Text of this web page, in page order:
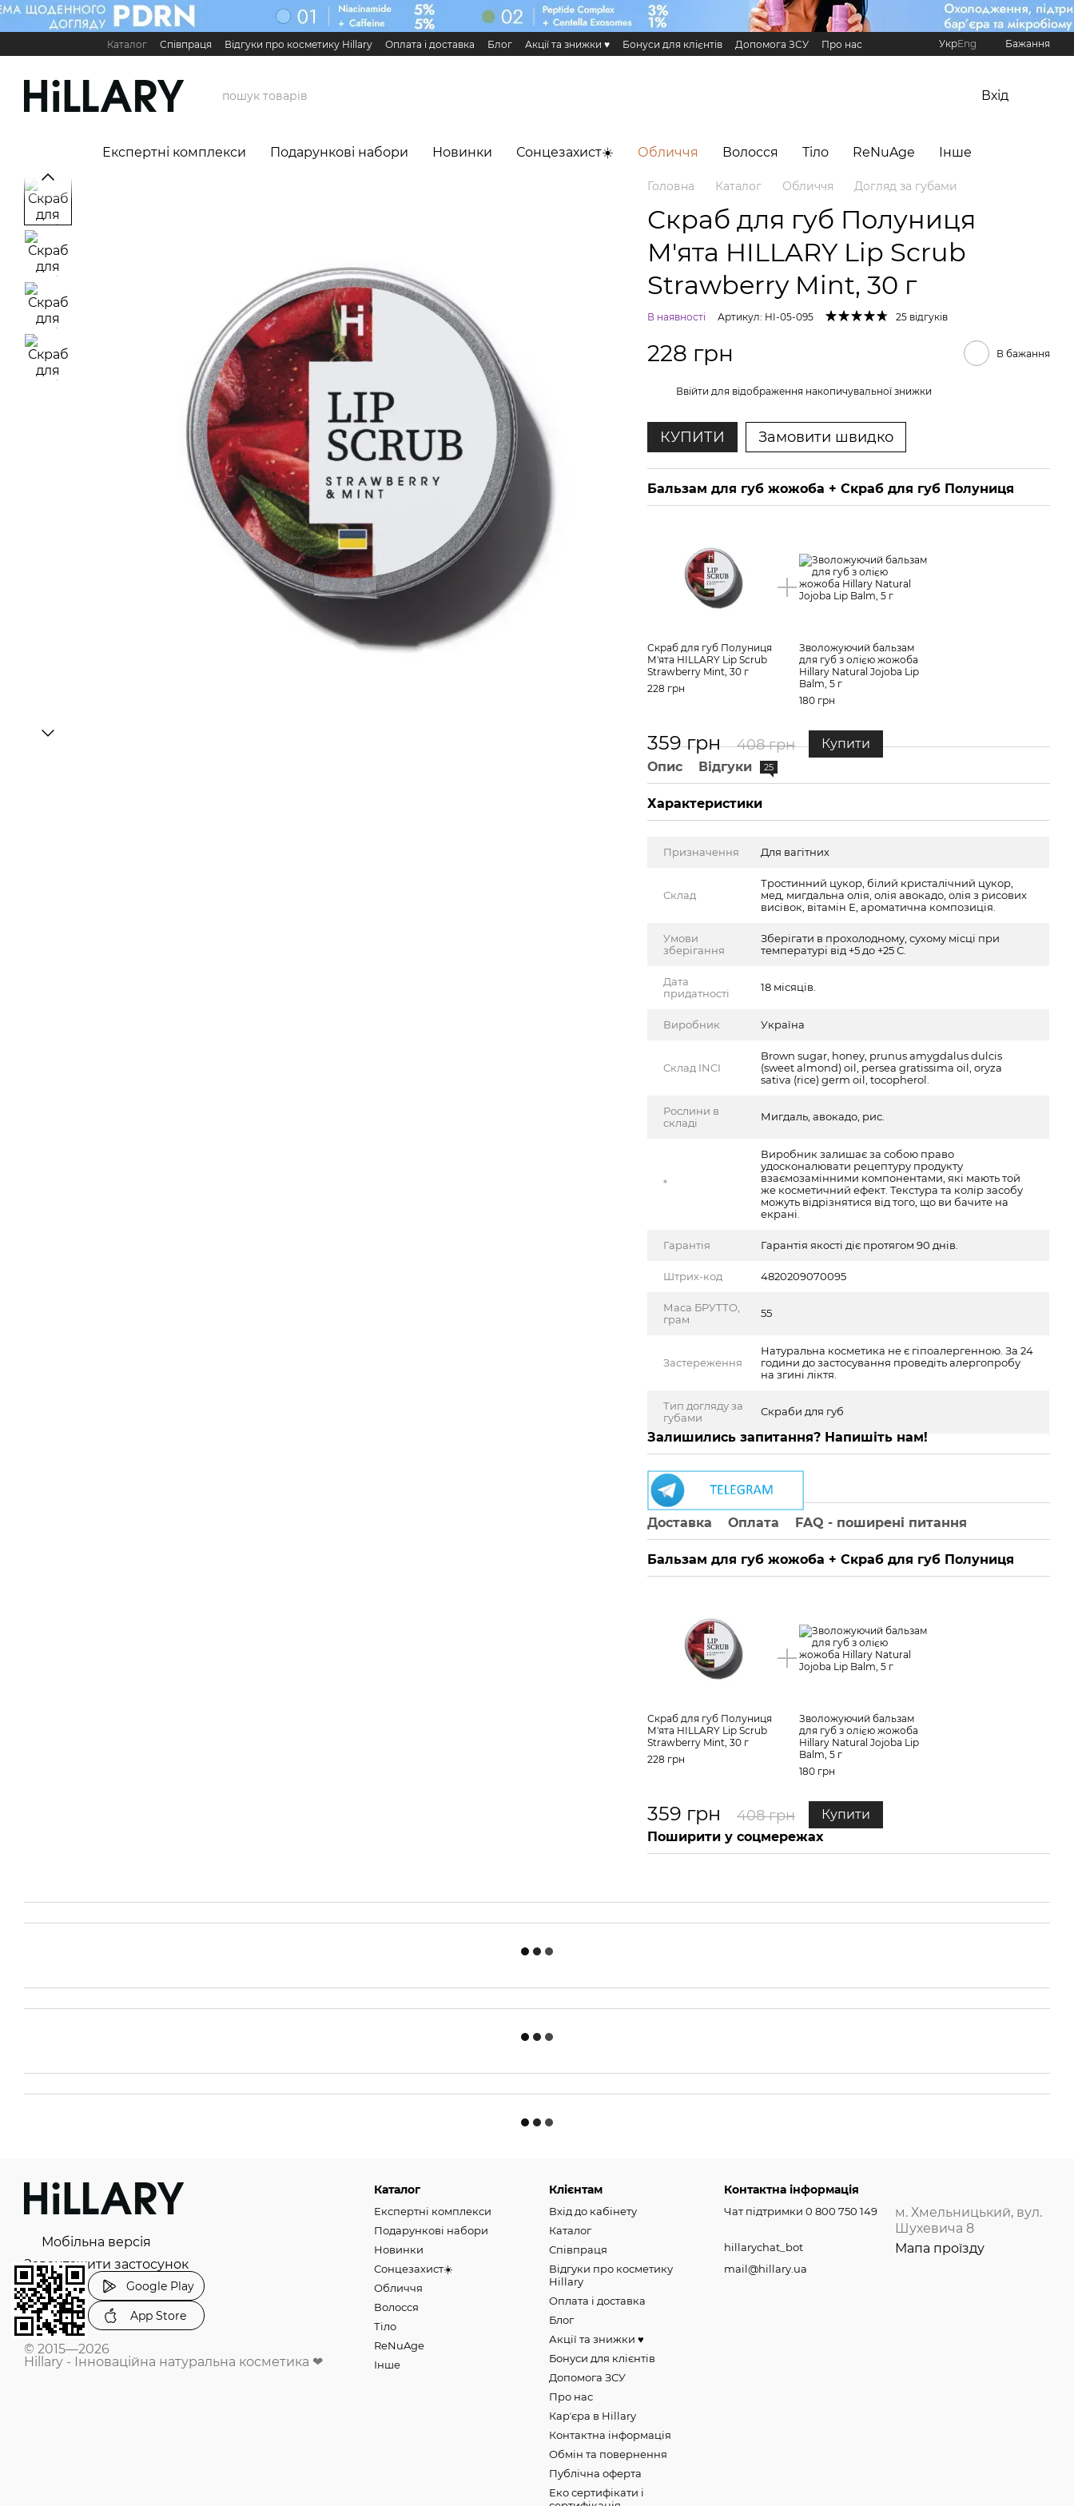
Перейти до основного контенту
Каталог Співпраця Відгуки про косметику Hillary Оплата і доставка Блог Акції та знижки ♥️ Бонуси для клієнтів Допомога ЗСУ
Про нас
Карʼєра в Hillary
Контактна інформація Обмін та повернення Публічна оферта Еко сертифікати і сертифікація
Реферальна програма Hillary
УкрEng Бажання
Вхід
Експертні комплекси Подарункові набори Новинки Сонцезахист☀️ Обличчя Волосся Тіло ReNuAge Інше
Головна Каталог Обличчя Догляд за губами
Скраб для губ Полуниця
М'ята HILLARY Lip Scrub
Strawberry Mint, 30 г
В наявності Артикул: HI-05-095 25 відгуків
228 грн В бажання
Ввійти для відображення накопичувальної знижки
КУПИТИ Замовити швидко
Бальзам для губ жожоба + Скраб для губ Полуниця
Скраб для губ Полуниця
М'ята HILLARY Lip Scrub
Strawberry Mint, 30 г
228 грн
Зволожуючий бальзам
для губ з олією жожоба
Hillary Natural Jojoba Lip
Balm, 5 г
180 грн
359 грн 408 грн
Купити
Опис
Відгуки 25
Характеристики
Призначення Для вагітних
Склад
Тростинний цукор, білий кристалічний цукор,
мед, мигдальна олія, олія авокадо, олія з рисових
висівок, вітамін Е, ароматична композиція.
Умови
зберігання
Зберігати в прохолодному, сухому місці при
температурі від +5 до +25 С.
Дата
придатності
18 місяців.
Виробник Україна
Cклад INCI
Brown sugar, honey, prunus amygdalus dulcis
(sweet almond) oil, persea gratissima oil, oryza
sativa (rice) germ oil, tocopherol.
Рослини в
складі
Мигдаль, авокадо, рис.
*
Виробник залишає за собою право
удосконалювати рецептуру продукту
взаємозамінними компонентами, які мають той
же косметичний ефект. Текстура та колір засобу
можуть відрізнятися від того, що ви бачите на
екрані.
Гарантія Гарантія якості діє протягом 90 днів.
Штрих-код 4820209070095
Маса БРУТТО,
грам
55
Застереження
Натуральна косметика не є гіпоалергенною. За 24
години до застосування проведіть алергопробу
на згині ліктя.
Тип догляду за
губами
Скраби для губ
Залишились запитання? Напишіть нам!
Доставка Оплата FAQ - поширені питання
Бальзам для губ жожоба + Скраб для губ Полуниця
Скраб для губ Полуниця
М'ята HILLARY Lip Scrub
Strawberry Mint, 30 г
228 грн
Зволожуючий бальзам
для губ з олією жожоба
Hillary Natural Jojoba Lip
Balm, 5 г
180 грн
359 грн 408 грн
Купити
Поширити у соцмережах
Мобільна версія
Завантажити застосунок
Google Play
App Store
© 2015—2026
Hillary - Інноваційна натуральна косметика ❤
Каталог
Експертні комплекси
Подарункові набори
Новинки
Сонцезахист☀️
Обличчя
Волосся
Тіло
ReNuAge
Інше
Клієнтам
Вхід до кабінету
Каталог
Співпраця
Відгуки про косметику
Hillary
Оплата і доставка
Блог
Акції та знижки ♥️
Бонуси для клієнтів
Допомога ЗСУ
Про нас
Карʼєра в Hillary
Контактна інформація
Обмін та повернення
Публічна оферта
Еко сертифікати і
Контактна інформація
Чат підтримки 0 800 750 149
hillarychat_bot
mail@hillary.ua
м. Хмельницький, вул.
Шухевича 8
Мапа проїзду